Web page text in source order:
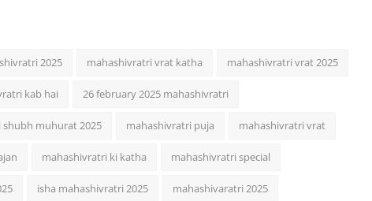
shivratri 2025 mahashivratri vrat katha mahashivratri vrat 2025
kab hai 26 february 2025 mahashivratri
muhurat 2025 mahashivratri puja mahashivratri vrat
mahashivratri ki katha mahashivratri special
isha mahashivratri 2025 mahashivaratri 2025